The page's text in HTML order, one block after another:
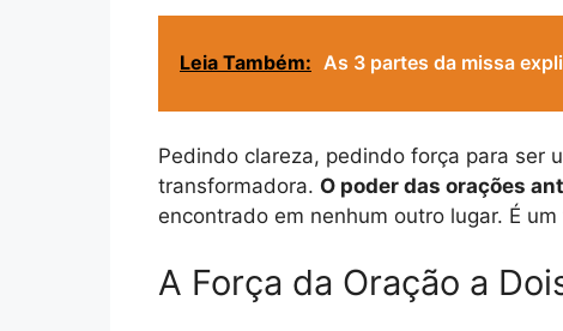
Leia Também: As 3 partes da missa
Pedindo clareza, pedindo força para ser
transformadora. O poder das orações
encontrado em nenhum outro lugar. É
A Força da Oração a